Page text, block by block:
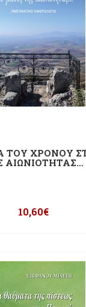
ΤΟΥ ΧΡΟΝΟΥ
ΑΙΩΝΙΟΤΗΤΑΣ…
10,60€